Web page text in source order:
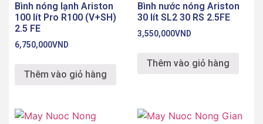
Bình nóng lạnh Ariston
100 lít Pro R100 (V+SH)
2.5 FE
6,750,000VND
Thêm vào giỏ hàng
Bình nước nóng Ariston
30 lít SL2 30 RS 2.5FE
3,550,000VND
Thêm vào giỏ hàng